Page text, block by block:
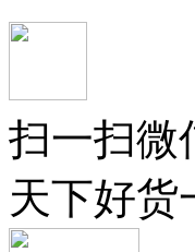
扫一扫微
天下好货